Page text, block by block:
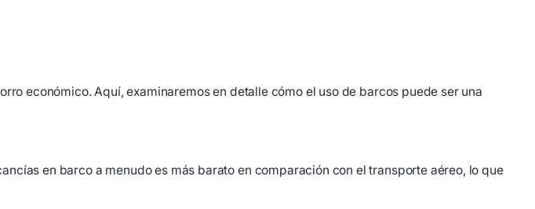
económico. Aquí, examinaremos en detalle cómo el uso de barcos puede ser una
en barco a menudo es más barato en comparación con el transporte aéreo, lo que